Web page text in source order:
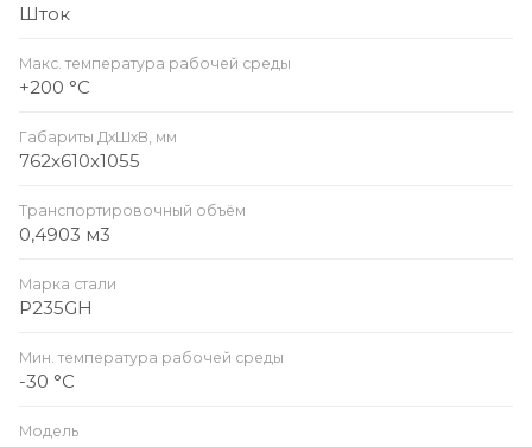
Шток
Макс. температура рабочей среды
+200 °C
Габариты ДхШхВ, мм
762x610x1055
Транспортировочный объём
0,4903 м3
Марка стали
P235GH
Мин. температура рабочей среды
-30 °C
Модель